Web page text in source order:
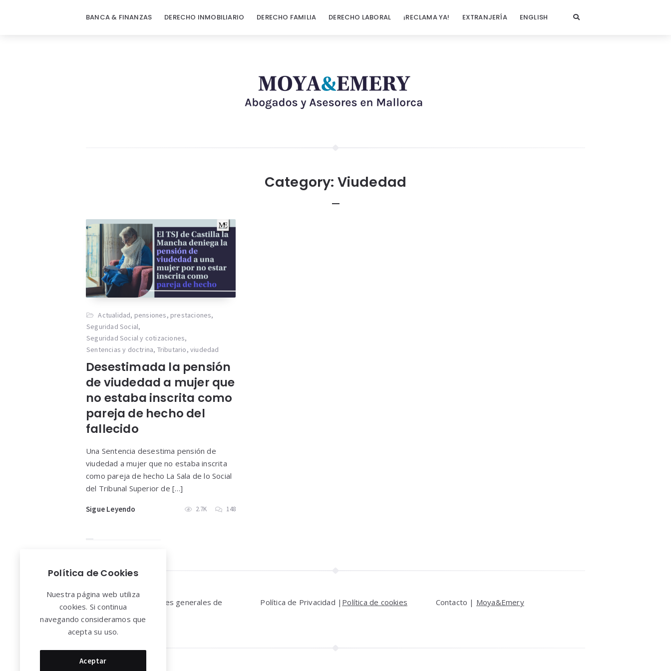
BANCA & FINANZAS DERECHO INMOBILIARIO DERECHO FAMILIA DERECHO LABORAL ¡RECLAMA YA! EXTRANJERÍA ENGLISH
Category: Viudedad
Actualidad, pensiones, prestaciones,
Seguridad Social,
Seguridad Social y cotizaciones,
Sentencias y doctrina, Tributario,viudedad
Desestimada la pensión
de viudedad a mujer que
no estaba inscrita como
pareja de hecho del
fallecido
Una Sentencia desestima pensión de
viudedad a mujer que no estaba inscrita
como pareja de hecho La Sala de lo Social
del Tribunal Superior de […]
Sigue Leyendo 2.7K 148
Widgets
Aviso legal y Condiciones generales de
uso
Política de Privacidad | Política de cookies Contacto | Moya&Emery
Política de Cookies
Nuestra página web utiliza
cookies. Si continua
navegando consideramos que
acepta su uso.
Aceptar